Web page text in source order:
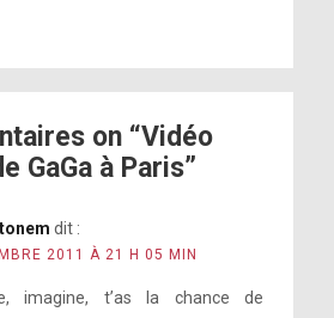
on “Vidéo
GaGa à Paris”
dit :
2011 À 21 H 05 MIN
imagine, t’as la chance de